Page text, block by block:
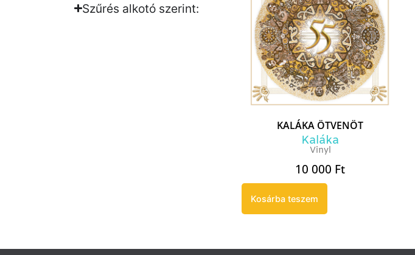
Szűrés alkotó szerint:​
KALÁKA ÖTVENÖT
Kaláka
Vinyl
10 000 Ft
Kosárba teszem